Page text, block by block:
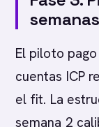
semanas
El piloto
cuentas ICP
el fit. La
semana 2